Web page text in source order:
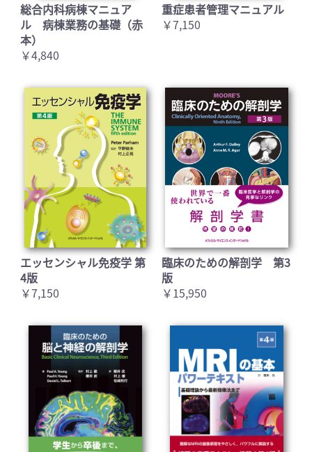
総合内科病棟マニュア
ル 病棟業務の基礎（赤
本）
￥4,840
重症患者管理マニュアル
￥7,150
エッセンシャル免疫学 第
4版
￥7,150
臨床のための解剖学 第3
版
￥15,950